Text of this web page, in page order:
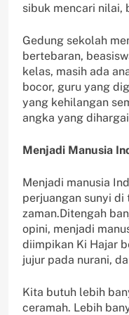
sibuk mencari nilai,
Gedung sekolah
bertebaran,
kelas, masih ada
bocor, guru yang
yang kehilangan
angka yang
Menjadi Manusia
Menjadi manusia
perjuangan sunyi di
zaman.Ditengah
opini, menjadi
diimpikan Ki Hajar
jujur pada nurani,
Kita butuh lebih
ceramah. Lebih